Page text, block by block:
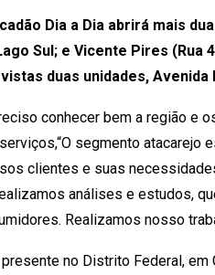
Dia a Dia abrirá mais
Sul; e Vicente Pires (Rua
duas unidades,
conhecer bem a região e
segmento atacarejo
clientes e suas
análises e estudos,
Realizamos nosso
no Distrito Federal, em